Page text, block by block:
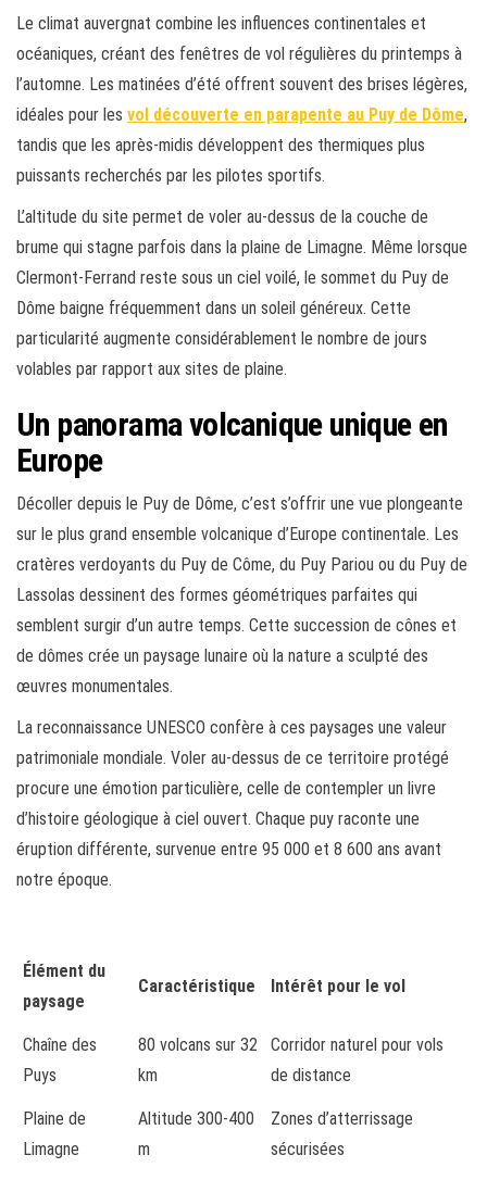
Le climat auvergnat combine les influences continentales et
océaniques, créant des fenêtres de vol régulières du printemps à
l’automne. Les matinées d’été offrent souvent des brises légères,
idéales pour les vol découverte en parapente au Puy de Dôme,
tandis que les après-midis développent des thermiques plus
puissants recherchés par les pilotes sportifs.
L’altitude du site permet de voler au-dessus de la couche de
brume qui stagne parfois dans la plaine de Limagne. Même lorsque
Clermont-Ferrand reste sous un ciel voilé, le sommet du Puy de
Dôme baigne fréquemment dans un soleil généreux. Cette
particularité augmente considérablement le nombre de jours
volables par rapport aux sites de plaine.
Un panorama volcanique unique en
Europe
Décoller depuis le Puy de Dôme, c’est s’offrir une vue plongeante
sur le plus grand ensemble volcanique d’Europe continentale. Les
cratères verdoyants du Puy de Côme, du Puy Pariou ou du Puy de
Lassolas dessinent des formes géométriques parfaites qui
semblent surgir d’un autre temps. Cette succession de cônes et
de dômes crée un paysage lunaire où la nature a sculpté des
œuvres monumentales.
La reconnaissance UNESCO confère à ces paysages une valeur
patrimoniale mondiale. Voler au-dessus de ce territoire protégé
procure une émotion particulière, celle de contempler un livre
d’histoire géologique à ciel ouvert. Chaque puy raconte une
éruption différente, survenue entre 95 000 et 8 600 ans avant
notre époque.
Élément du
paysage
Caractéristique Intérêt pour le vol
Chaîne des
Puys
80 volcans sur 32
km
Corridor naturel pour vols
de distance
Plaine de
Limagne
Altitude 300-400
m
Zones d’atterrissage
sécurisées